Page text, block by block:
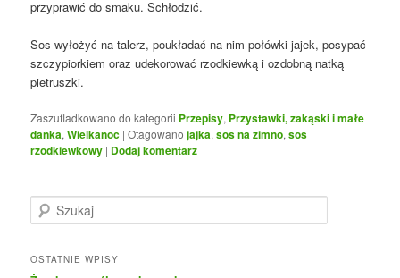
przyprawić do smaku. Schłodzić.
Sos wyłożyć na talerz, poukładać na nim połówki jajek, posypać
szczypiorkiem oraz udekorować rzodkiewką i ozdobną natką
pietruszki.
Zaszufladkowano do kategorii Przepisy, Przystawki, zakąski i małe
danka,Wielkanoc |Otagowano jajka,sos na zimno,sos
rzodkiewkowy | Dodaj komentarz
z
k
a
OSTATNIE WPISY